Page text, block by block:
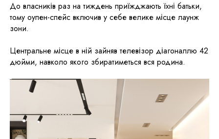
До власників раз на тиждень приїжджають їхні батьки,
тому оупен-спейс включив у себе велике місце лаунж
зони.
Центральне місце в ній зайняв телевізор діагоналлю 42
дюйми, навколо якого збиратиметься вся родина.